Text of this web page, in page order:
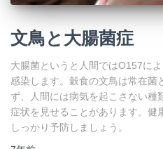
文鳥と大腸菌症
大腸菌というと人間ではO157に
感染します。穀食の文鳥は常在菌
ず、人間には病気を起こさない種
症状を見せることがあります。健
しっかり予防しましょう。